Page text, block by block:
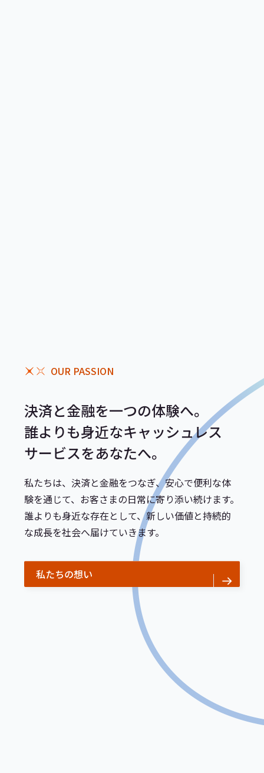
OUR PASSION
決済と金融を一つの体験へ。
誰よりも身近なキャッシュレス
サービスをあなたへ。
私たちは、決済と金融をつなぎ、安心で便利な体
験を通じて、お客さまの日常に寄り添い続けます。
誰よりも身近な存在として、新しい価値と持続的
な成長を社会へ届けていきます。
私たちの想い